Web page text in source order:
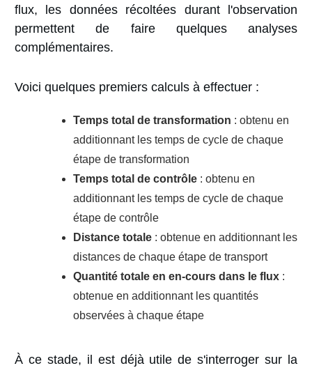
flux, les données récoltées durant l'observation
permettent de faire quelques analyses
complémentaires.
Voici quelques premiers calculs à effectuer :
Temps total de transformation : obtenu en
additionnant les temps de cycle de chaque
étape de transformation
Temps total de contrôle : obtenu en
additionnant les temps de cycle de chaque
étape de contrôle
Distance totale : obtenue en additionnant les
distances de chaque étape de transport
Quantité totale en en-cours dans le flux :
obtenue en additionnant les quantités
observées à chaque étape
À ce stade, il est déjà utile de s'interroger sur la